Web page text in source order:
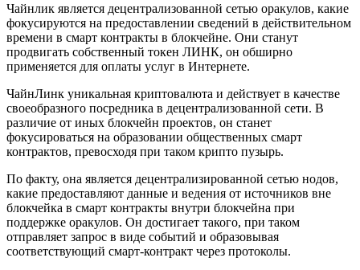
Чайнлик является децентрализованной сетью оракулов, какие
фокусируются на предоставлении сведений в действительном
времени в смарт контракты в блокчейне. Они станут
продвигать собственный токен ЛИНК, он обширно
применяется для оплаты услуг в Интернете.
ЧайнЛинк уникальная криптовалюта и действует в качестве
своеобразного посредника в децентрализованной сети. В
различие от иных блокчейн проектов, он станет
фокусироваться на образовании общественных смарт
контрактов, превосходя при таком крипто пузырь.
По факту, она является децентрализированной сетью нодов,
какие предоставляют данные и ведения от источников вне
блокчейка в смарт контракты внутри блокчейна при
поддержке оракулов. Он достигает такого, при таком
отправляет запрос в виде событий и образовывая
соответствующий смарт-контракт через протоколы.